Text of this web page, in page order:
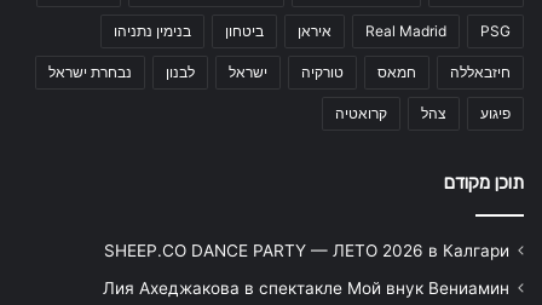
PSG
Real Madrid איראן ביטחון בנימין נתניהו
חיזבאללה חמאס טורקיה ישראל לבנון נבחרת ישראל
פיגוע צהל קרואטיה
תוכן מקודם
SHEEP.CO DANCE PARTY — ЛЕТО 2026 в Калгари
Лия Ахеджакова в спектакле Мой внук Вениамин